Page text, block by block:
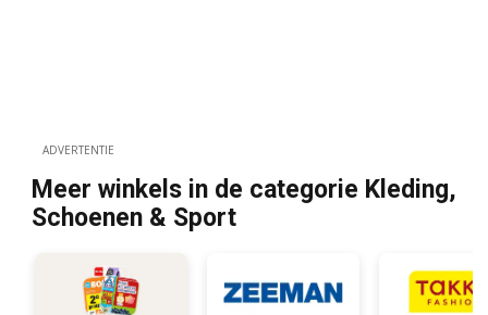
ADVERTENTIE
Meer winkels in de categorie Kleding,
Schoenen & Sport